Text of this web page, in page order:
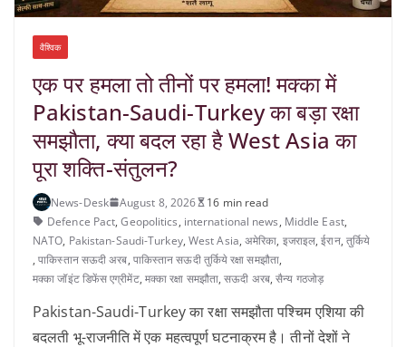
वैश्विक
एक पर हमला तो तीनों पर हमला! मक्का में
Pakistan-Saudi-Turkey का बड़ा रक्षा
समझौता, क्या बदल रहा है West Asia का
पूरा शक्ति-संतुलन?
News-Desk August 8, 2026
16 min read
Defence Pact,Geopolitics, international news, Middle East,
NATO, Pakistan-Saudi-Turkey, West Asia,अमेरिका, इजराइल,ईरान, तुर्किये
,पाकिस्तान सऊदी अरब, पाकिस्तान सऊदी तुर्किये रक्षा समझौता,
मक्का जॉइंट डिफेंस एग्रीमेंट, मक्का रक्षा समझौता,सऊदी अरब,सैन्य गठजोड़
Pakistan-Saudi-Turkey का रक्षा समझौता पश्चिम एशिया की
बदलती भू-राजनीति में एक महत्वपूर्ण घटनाक्रम है। तीनों देशों ने